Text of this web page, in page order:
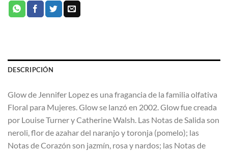
DESCRIPCIÓN
Glow de Jennifer Lopez es una fragancia de la familia olfativa
Floral para Mujeres. Glow se lanzó en 2002. Glow fue creada
por Louise Turner y Catherine Walsh. Las Notas de Salida son
neroli, flor de azahar del naranjo y toronja (pomelo); las
Notas de Corazón son jazmín, rosa y nardos; las Notas de